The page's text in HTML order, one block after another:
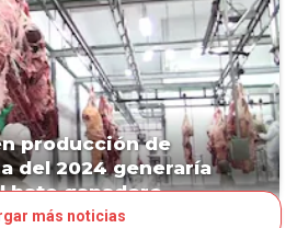
producción de
del 2024 generaría
hato ganadero
más noticias